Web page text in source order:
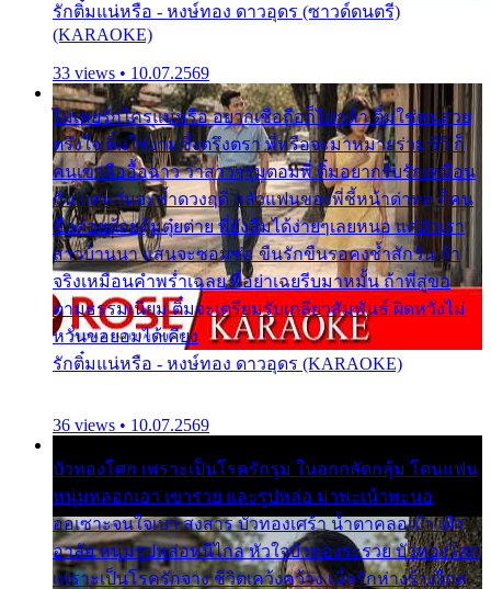
รักติ๋มแน่หรือ - หงษ์ทอง ดาวอุดร (ซาวด์ดนตรี)
(KARAOKE)
33 views • 10.07.2569
ไม่เคยรักใครแน่หรือ อยากเชื่อถือก็ไม่กล้า ติ๋มใช่คนสวย
ตรึงใจ ติ๋มใช่งามซึ้งตรึงตรา พี่หรือจะมาหมายร่วมชีวี ก็
คนเขาลืออื้อฉาว ว่าสาวๆรุมตอมพี่ ติ๋มอยากรับรักเหมือน
กัน แต่หวั่นจะช้ำดวงฤดี กลัวแฟนของพี่ชี้หน้าด่าทอ ก็คน
ชื่อต๋อยต้อยตุ้มตุ๋ยต่าย พี่ยังลืมได้ง่ายๆเลยหนอ แค่ตัวเรา
สาวบ้านนา แสนจะซอมซ่อ ขืนรักขืนรอคงช้ำสักวัน ถ้า
จริงเหมือนคำพร่ำเฉลย พี่อย่าเฉยรีบมาหมั้น ถ้าพี่สู่ขอ
ตามธรรมเนียม ติ๋มจะเตรียมรับเกลียวสัมพันธ์ ผิดหวังไม่
หวั่นขอยอมได้เคียง
รักติ๋มแน่หรือ - หงษ์ทอง ดาวอุดร (KARAOKE)
36 views • 10.07.2569
บัวทองโศก เพราะเป็นโรครักรุม ในอกกลัดกลุ้ม โดนแฟน
หนุ่มหลอกเอา เขารวย และรูปหล่อ มาพะเน้าพะนอ
ออเซาะจนใจเบา สงสาร บัวทองเศร้า น้ำตาคลอเบ้า เฝ้า
อาลัย หนุ่มรูปหล่อหนีไกล หัวใจบัวทองระรวย บัวทองโศก
เพราะเป็นโรครักจาง ชีวิตเคว้งคว้าง เมื่อรักห่างร้างไกล